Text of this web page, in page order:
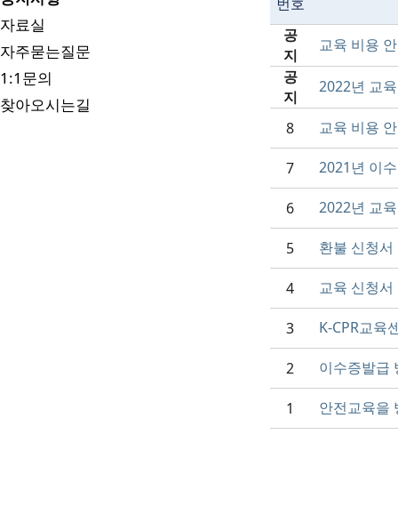
자료실
자주묻는질문
1:1문의
찾아오시는길
공
지
교육 비용
공
지
2022년 교
8 교육 비용
7 2021년 이
6 2022년 교
5 환불 신청서
4 교육 신청서
3 K-CPR교육
2 이수증발급
1 안전교육을